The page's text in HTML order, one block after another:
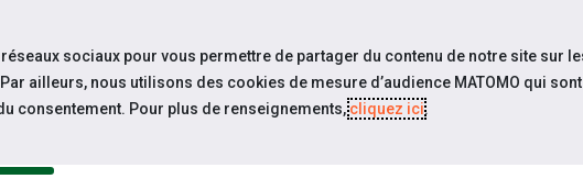
ESPACE
sociaux pour vous permettre de partager du contenu de notre site sur
ailleurs, nous utilisons des cookies de mesure d’audience MATOMO qui sont
consentement. Pour plus de renseignements,cliquez ici.